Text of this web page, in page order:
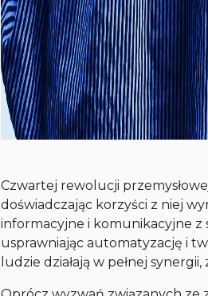
Czwartej rewolucji
doświadczając korzyści z niej
informacyjne i komunikacyjne
usprawniając automatyzację i
ludzie działają w pełnej